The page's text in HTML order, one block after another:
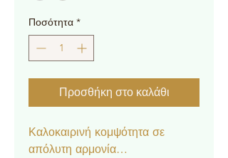
Ποσότητα *
Προσθήκη στο καλάθι
Καλοκαιρινή κομψότητα σε
απόλυτη αρμονία…